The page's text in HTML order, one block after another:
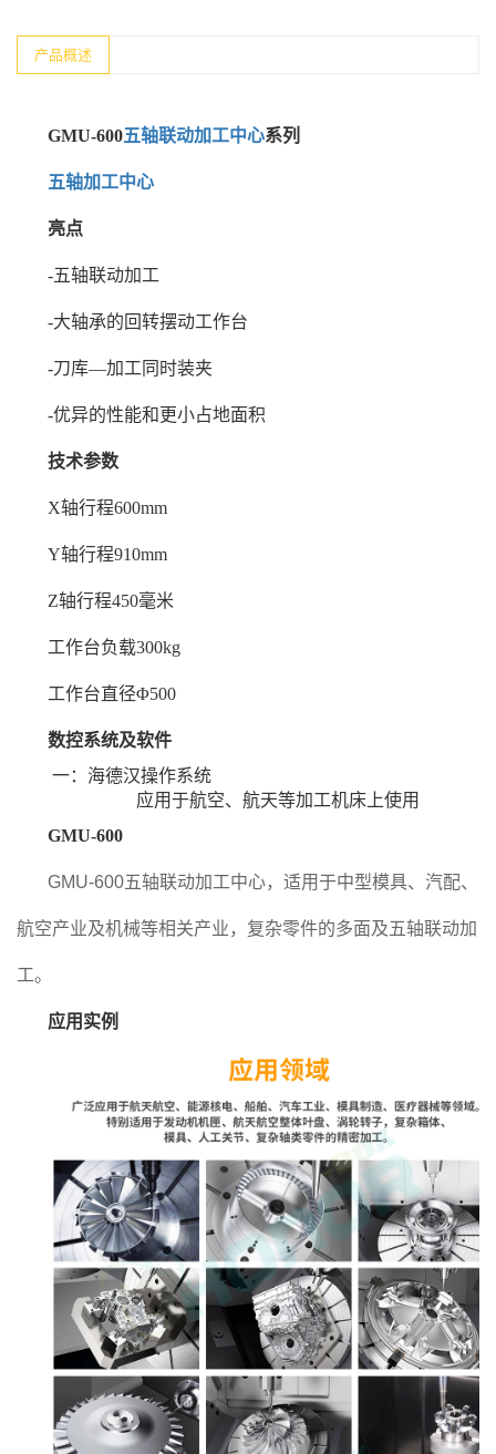
产品概述
GMU-600五轴联动加工中心系列
五轴加工中心
亮点
-五轴联动加工
-大轴承的回转摆动工作台
-刀库—加工同时装夹
-优异的性能和更小占地面积
技术参数
X轴行程600mm
Y轴行程910mm
Z轴行程450毫米
工作台负载300kg
工作台直径Φ500
数控系统及软件
一：海德汉操作系统
应用于航空、航天等加工机床上使用
GMU-600
GMU-600五轴联动加工中心，适用于中型模具、汽配、
航空产业及机械等相关产业，复杂零件的多面及五轴联动加
工。
应用实例